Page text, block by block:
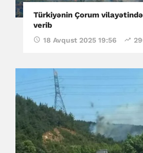
Türkiyənin Çorum vilayətində
verib
18 Avqust 2025 19:56